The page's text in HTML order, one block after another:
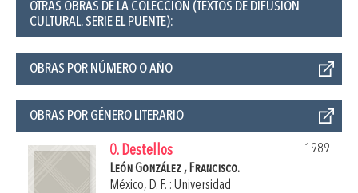
OTRAS OBRAS DE LA COLECCIÓN (TEXTOS DE DIFUSIÓN
CULTURAL. SERIE EL PUENTE):
OBRAS POR NÚMERO O AÑO
OBRAS POR GÉNERO LITERARIO
0. Destellos
1989
León González , Francisco.
México, D. F. : Universidad